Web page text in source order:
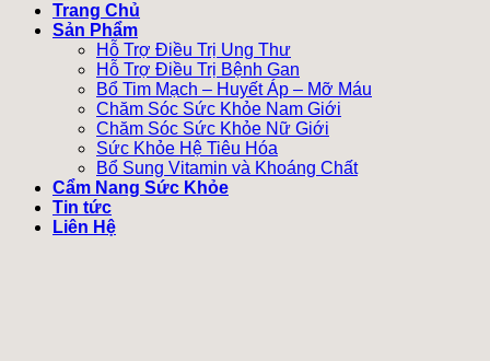
Trang Chủ
Sản Phẩm
Hỗ Trợ Điều Trị Ung Thư
Hỗ Trợ Điều Trị Bệnh Gan
Bổ Tim Mạch – Huyết Áp – Mỡ Máu
Chăm Sóc Sức Khỏe Nam Giới
Chăm Sóc Sức Khỏe Nữ Giới
Sức Khỏe Hệ Tiêu Hóa
Bổ Sung Vitamin và Khoáng Chất
Cẩm Nang Sức Khỏe
Tin tức
Liên Hệ